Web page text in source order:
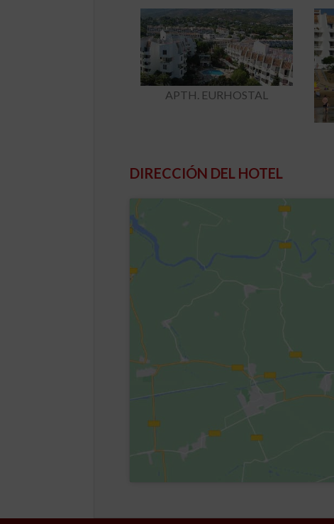
APTH. EURHOSTAL
DIRECCIÓN DEL HOTEL